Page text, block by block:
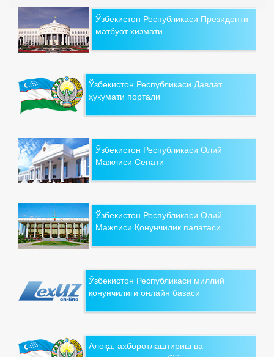
Ўзбекистон Республикаси Президенти
матбуот хизмати
Ўзбекистон Республикаси Давлат
ҳукумати портали
Ўзбекистон Республикаси Олий
Мажлиси Сенати
Ўзбекистон Республикаси Олий
Мажлиси Қонунчилик палатаси
Ўзбекистон Республикаси миллий
қонунчилиги онлайн базаси
Алоқа, ахборотлаштириш ва